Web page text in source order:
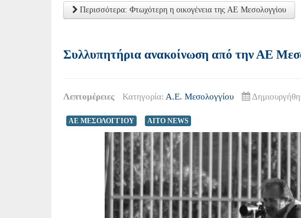
Περισσότερα: Φτωχότερη η οικογένεια της ΑΕ Μεσολογγίου
Συλλυπητήρια ανακοίνωση από την ΑΕ
Λεπτομέρειες Κατηγορία: Α.Ε. Μεσολογγίου
ΑΕ ΜΕΣΟΛΟΓΓΙΟΥ AITO NEWS